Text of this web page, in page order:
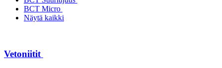
BCT Micro
Näytä kaikki
Vetoniitit